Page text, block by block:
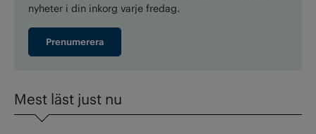
nyheter i din inkorg varje fredag.
Prenumerera
Mest läst just nu